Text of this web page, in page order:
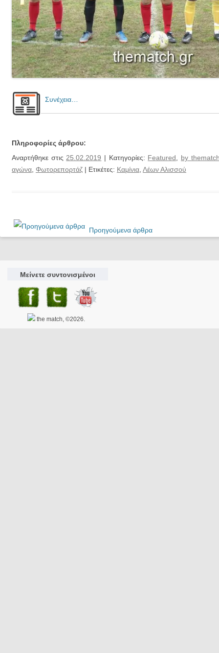
Συνέχεια…
Πληροφορίες άρθρου:
Αναρτήθηκε στις 25.02.2019 | Κατηγορίες: Featured
by
αγώνα Φωτορεπορτάζ | Ετικέτες: Καμίνια Λέων Αλισσού
Προηγούμενα άρθρα
Μείνετε συντονισμένοι
the match, ©2026.